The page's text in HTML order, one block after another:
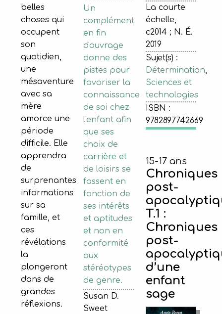
belles
choses qui
occupent
son
quotidien,
une
mésaventure
avec sa
mère
amorce une
période
difficile. Elle
apprendra
de
surprenantes
informations
sur sa
famille, et
ces
révélations
la
plongeront
dans de
grandes
réflexions.
Un
complément
en fin
d'ouvrage
donne des
pistes pour
favoriser la
connaissance
de soi chez
l'enfant afin
que ses
choix de
carrière et
de loisirs se
fassent en
fonction de
ses intérêts
et aptitudes
et non en
conformité
aux
stéréotypes
de genre.
Susan D.
Sweet
La courte
échelle,
c2014 ; N. É.
2019
Sujet(s) :
Détermination,
Sciences et
technologies
ISBN :
9782897742669
15-17 ans
Chroniques
post-
T.1 :
Chroniques
post-
d’une
enfant
sage